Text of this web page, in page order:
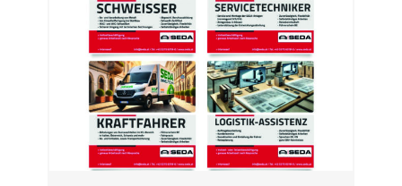
(Airbag
Neutralization
Cabin)